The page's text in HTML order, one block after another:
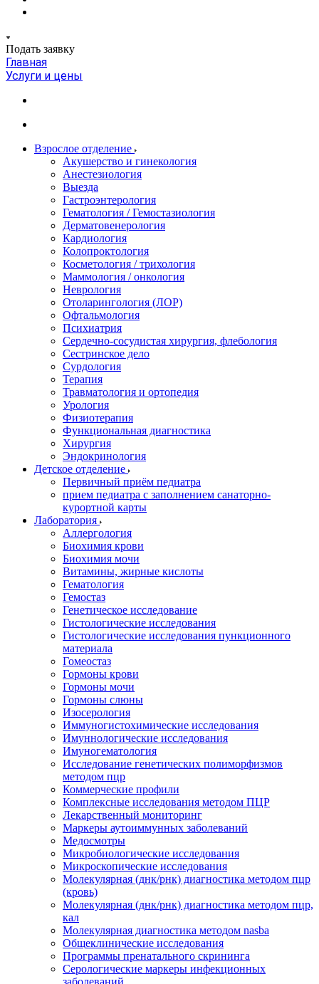
Подать заявку
Главная
Услуги и цены
Взрослое отделение
Акушерство и гинекология
Анестезиология
Выезда
Гастроэнтерология
Гематология / Гемостазиология
Дерматовенерология
Кардиология
Колопроктология
Косметология / трихология
Маммология / онкология
Неврология
Отоларингология (ЛОР)
Офтальмология
Психиатрия
Сердечно-сосудистая хирургия, флебология
Сестринское дело
Сурдология
Терапия
Травматология и ортопедия
Урология
Физиотерапия
Функциональная диагностика
Хирургия
Эндокринология
Детское отделение
Первичный приём педиатра
прием педиатра с заполнением санаторно-
курортной карты
Лаборатория
Аллергология
Биохимия крови
Биохимия мочи
Витамины, жирные кислоты
Гематология
Гемостаз
Генетическое исследование
Гистологические исследования
Гистологические исследования пункционного
материала
Гомеостаз
Гормоны крови
Гормоны мочи
Гормоны слюны
Изосерология
Иммуногистохимические исследования
Имуннологические исследования
Имуногематология
Исследование генетических полиморфизмов
методом пцр
Коммерческие профили
Комплексные исследования методом ПЦР
Лекарственный мониторинг
Маркеры аутоиммунных заболеваний
Медосмотры
Микробиологические исследования
Микроскопические исследования
Молекулярная (днк/рнк) диагностика методом пцр
(кровь)
Молекулярная (днк/рнк) диагностика методом пцр,
кал
Молекулярная диагностика методом nasba
Общеклинические исследования
Программы пренатального скрининга
Серологические маркеры инфекционных
заболеваний